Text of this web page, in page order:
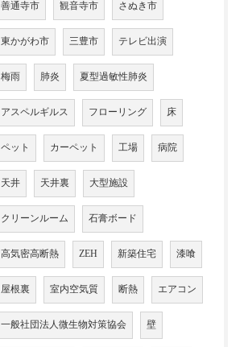
善通寺市 観音寺市 さぬき市
東かがわ市 三豊市 テレビ出演
梅雨 肺炎 夏型過敏性肺炎
アスペルギルス フローリング 床
ペット カーペット 工場 病院
天井 天井裏 大型施設
クリーンルーム 石膏ボード
高気密高断熱 ZEH 新築住宅 漆喰
屋根裏 室内空気質 断熱 エアコン
一般社団法人微生物対策協会 壁